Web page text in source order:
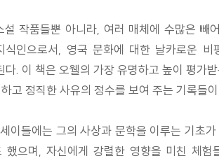
작품들뿐 아니라, 여러 매체에 수많은 빼
인으로서, 영국 문화에 대한 날카로운 비
. 이 책은 오웰의 가장 유명하고 높이 평가
고 정직한 사유의 정수를 보여 주는 기록들
들에는 그의 사상과 문학을 이루는 기초
으며, 자신에게 강렬한 영향을 미친 체험